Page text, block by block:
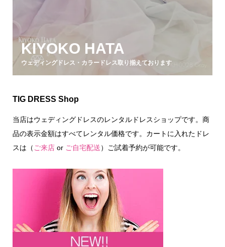
KIYOKO HATA
ウェディングドレス・カラードレス取り揃えております
TIG DRESS Shop
当店はウェディングドレスのレンタルドレスショップです。商
品の表示金額はすべてレンタル価格です。カートに入れたドレ
スは（ ご来店or ご自宅配送）ご試着予約が可能です。